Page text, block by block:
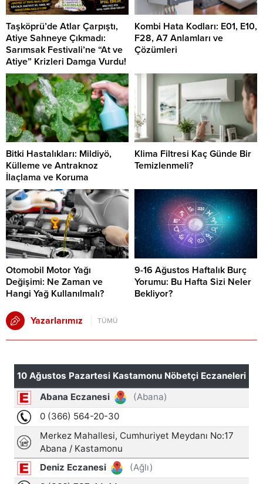
Taşköprü’de Atlar Çarpıştı,
Atiye Sahneye Çıkmadı:
Sarımsak Festivali’ne “At ve
Atiye” Krizleri Damga Vurdu!
Kombi Hata Kodları: E01, E10,
F28, A7 Anlamları ve
Çözümleri
Bitki Hastalıkları: Mildiyö,
Külleme ve Antraknoz
İlaçlama ve Koruma
Klima Filtresi Kaç Günde Bir
Temizlenmeli?
Otomobil Motor Yağı
Değişimi: Ne Zaman ve
Hangi Yağ Kullanılmalı?
9-16 Ağustos Haftalık Burç
Yorumu: Bu Hafta Sizi Neler
Bekliyor?
Yazarlarımız TÜMÜ